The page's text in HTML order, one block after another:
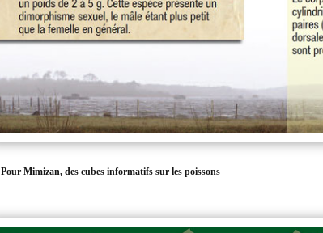
Pour Mimizan, des cubes informatifs sur les poissons